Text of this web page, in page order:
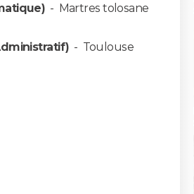
- Martres tolosane
- Toulouse